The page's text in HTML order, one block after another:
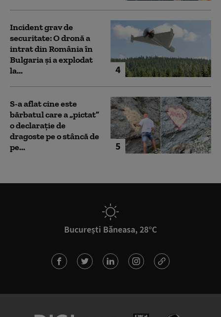
4
Incident grav de
securitate: O dronă a
intrat din România în
Bulgaria şi a explodat
la...
5
S-a aflat cine este
bărbatul care a „pictat”
o declarație de
dragoste pe o stâncă de
pe...
București Băneasa, 28°C